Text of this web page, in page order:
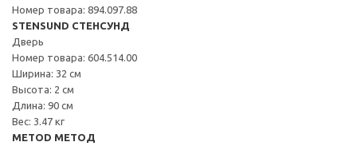
Номер товара: 894.097.88
STENSUND СТЕНСУНД
Дверь
Номер товара: 604.514.00
Ширина: 32 см
Высота: 2 см
Длина: 90 см
Вес: 3.47 кг
METOD МЕТОД